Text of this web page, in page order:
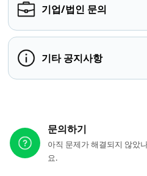
기업/법인 문의
기타 공지사항
문의하기
아직 문제가 해결되지 않았
요.